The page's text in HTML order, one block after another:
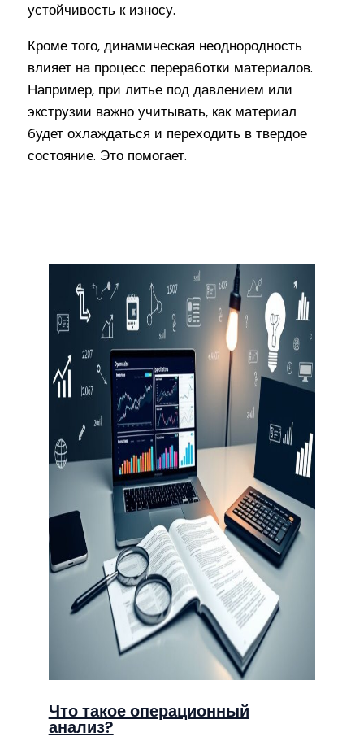
устойчивость к износу.
Кроме того, динамическая неоднородность
влияет на процесс переработки материалов.
Например, при литье под давлением или
экструзии важно учитывать, как материал
будет охлаждаться и переходить в твердое
состояние. Это помогает.
Что такое операционный
анализ?